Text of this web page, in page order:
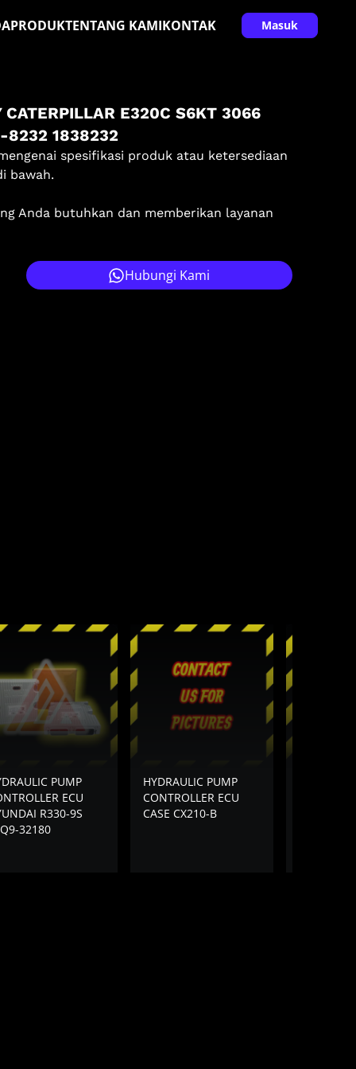
PRODUKTENTANG KAMIKONTAK Masuk
CATERPILLAR E320C S6KT 3066
8232 1838232
spesifikasi produk atau ketersediaan
bawah.
Anda butuhkan dan memberikan layanan
Hubungi Kami
PUMP
ECU
R330-9S
32180
HYDRAULIC PUMP
CONTROLLER ECU
CASE CX210-B